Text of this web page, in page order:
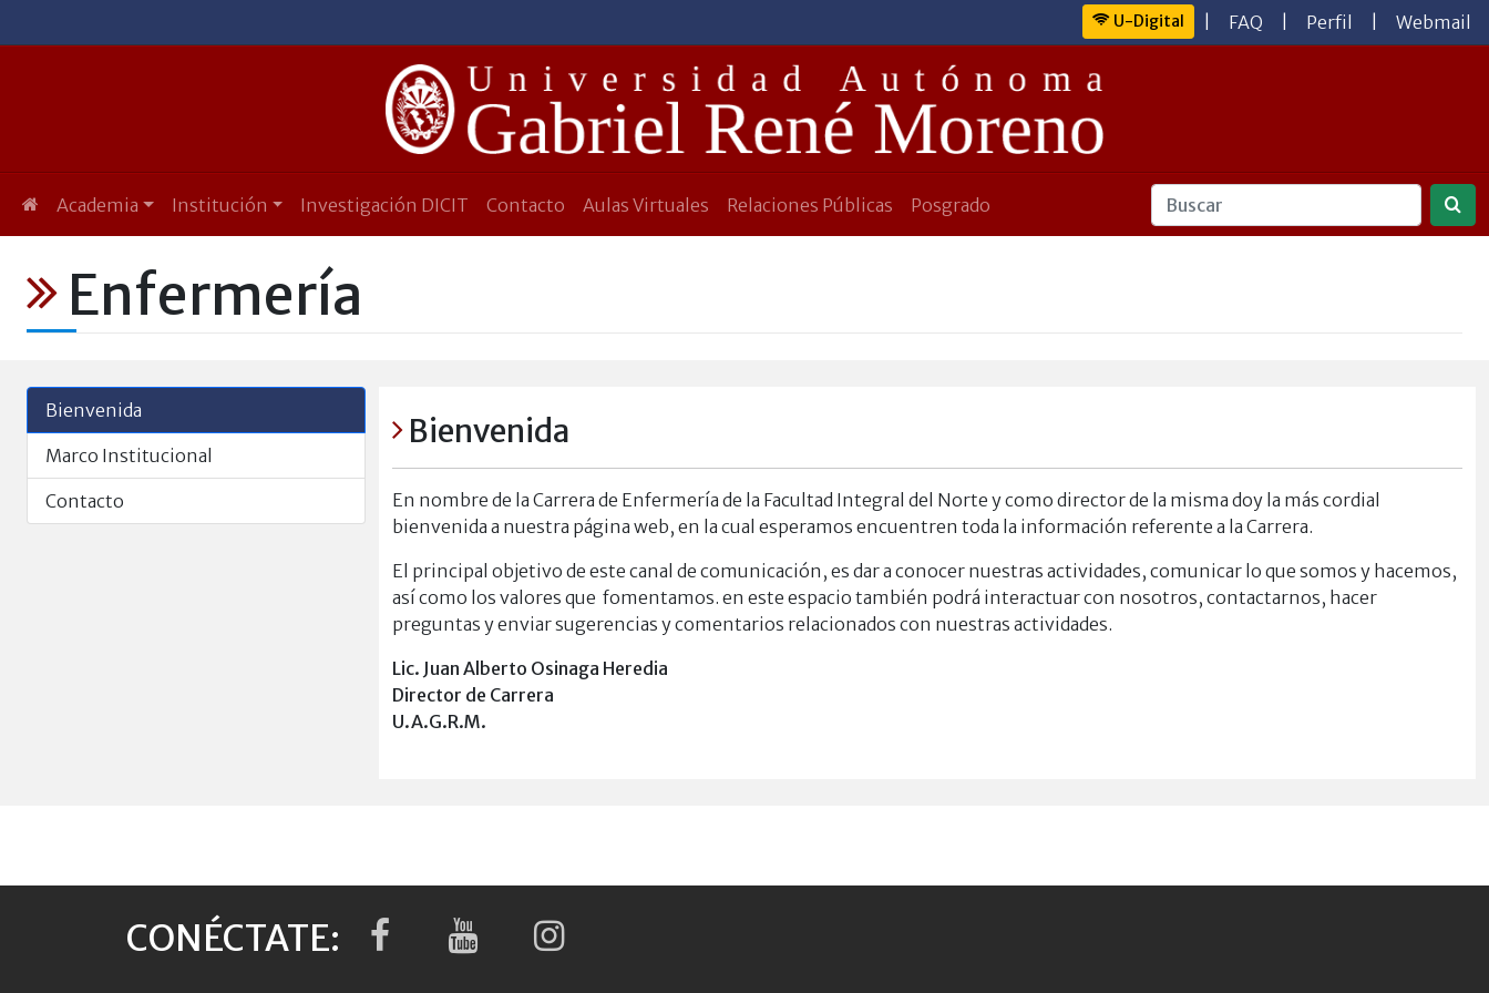
U-Digital FAQ Perfil Webmail
Academia Institución Investigación DICIT Contacto Aulas Virtuales Relaciones Públicas Posgrado
Enfermería
Bienvenida
Marco Institucional
Contacto
Bienvenida
En nombre de la Carrera de Enfermería de la Facultad Integral del Norte y como director de la misma doy la más cordial
bienvenida a nuestra página web, en la cual esperamos encuentren toda la información referente a la Carrera.
El principal objetivo de este canal de comunicación, es dar a conocer nuestras actividades, comunicar lo que somos y hacemos,
así como los valores que fomentamos. en este espacio también podrá interactuar con nosotros, contactarnos, hacer
preguntas y enviar sugerencias y comentarios relacionados con nuestras actividades.
Lic. Juan Alberto Osinaga Heredia
Director de Carrera
U.A.G.R.M.
CONÉCTATE: